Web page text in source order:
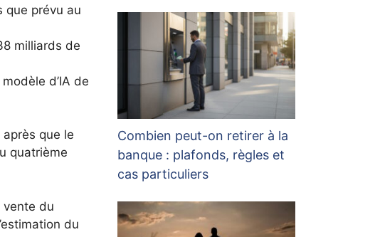
que prévu au
milliards de
d’IA de
que le
quatrième
vente du
du
Combien peut-on retirer à la
banque : plafonds, règles et
cas particuliers